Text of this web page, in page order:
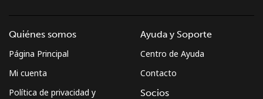
Quiénes somos
Página Principal
Mi cuenta
Política de privacidad y
Ayuda y Soporte
Centro de Ayuda
Contacto
Socios